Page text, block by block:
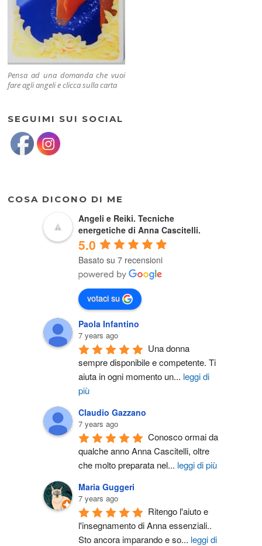
Pensa ad una domanda che vuoi
fare agli angeli e clicca sulla carta
SEGUIMI SUI SOCIAL
COSA DICONO DI ME
Angeli e Reiki. Tecniche
energetiche di Anna Cascitelli.
5.0
Basato su 7 recensioni
votaci su
Paola Infantino
7 years ago
Una donna
sempre disponibile e competente. Ti
aiuta in ogni momento un... leggi di
più
Claudio Gazzano
7 years ago
Conosco ormai da
qualche anno Anna Cascitelli, oltre
che molto preparata nel... leggi di più
Maria Guggeri
7 years ago
Ritengo l'aiuto e
l'insegnamento di Anna essenziali..
Sto ancora imparando e so... leggi di